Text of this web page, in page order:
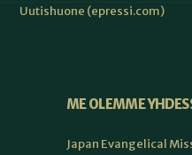
Uutishuone (epressi.com)
ME OLEMME
Japan Evangelical